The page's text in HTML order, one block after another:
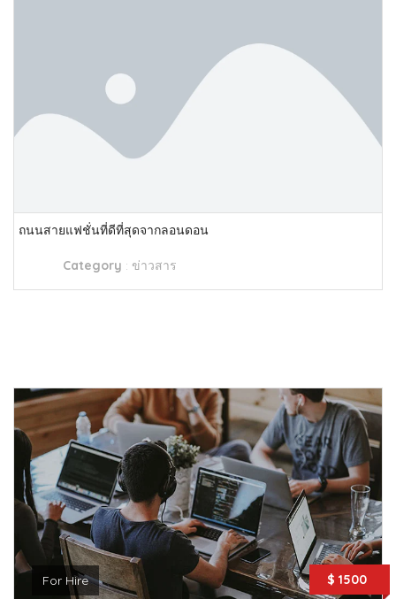
ถนนสายแฟชั่นที่ดีที่สุดจากลอนดอน
Category : ข่าวสาร
For Hire $ 1500